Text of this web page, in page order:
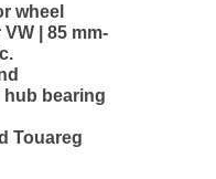
wheel
| 85 mm-
bearing
Touareg